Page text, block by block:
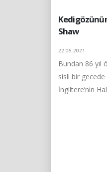
Shaw
22.06.2021
Bundan 86 yıl
sisli bir
İngiltere’nin